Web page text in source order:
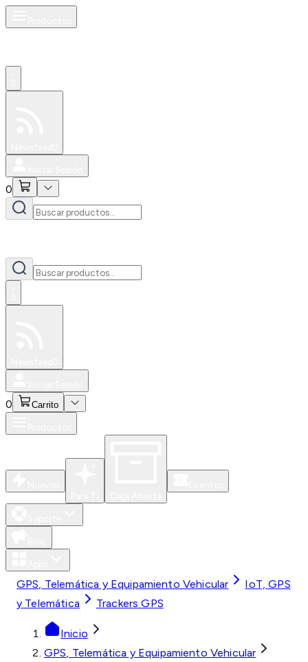
0
0 Carrito
GPS, Telemática y Equipamiento Vehicular
IoT, GPS
y Telemática
Trackers GPS
Inicio
GPS, Telemática y Equipamiento Vehicular